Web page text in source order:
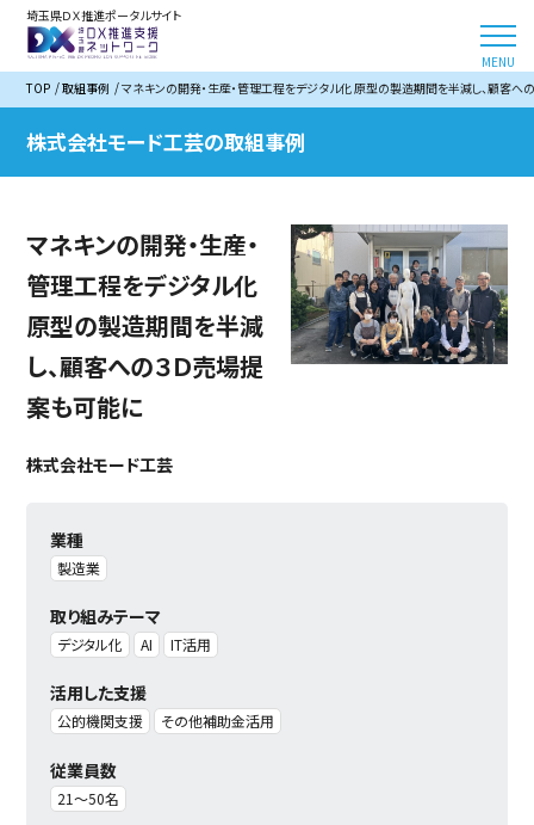
埼玉県ＤＸ推進ポータルサイト
TOP 取組事例 マネキンの開発・生産・管理工程をデジタル化 原型の製造期間を半減し、顧客へ
株式会社モード工芸の取組事例
マネキンの開発・生産・
管理工程をデジタル化
原型の製造期間を半減
し、顧客への３Ｄ売場提
案も可能に
株式会社モード工芸
業種
製造業
取り組みテーマ
デジタル化 AI IT活用
活用した支援
公的機関支援 その他補助金活用
従業員数
21〜50名